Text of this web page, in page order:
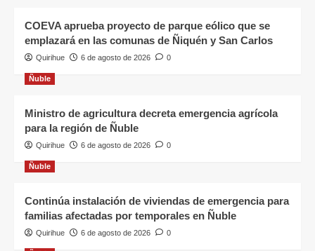
COEVA aprueba proyecto de parque eólico que se
emplazará en las comunas de Ñiquén y San Carlos
Quirihue 6 de agosto de 2026 0
Ñuble
Ministro de agricultura decreta emergencia agrícola
para la región de Ñuble
Quirihue 6 de agosto de 2026 0
Ñuble
Continúa instalación de viviendas de emergencia para
familias afectadas por temporales en Ñuble
Quirihue 6 de agosto de 2026 0